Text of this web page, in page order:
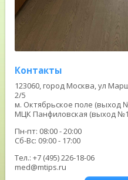
Контакты
123060, город Москва, ул
2/5
м. Октябрьское поле (выход
МЦК Панфиловская (выход
Пн-пт: 08:00 - 20:00
Сб-Вс: 09:00 - 17:00
Тел.: +7 (495) 226-18-06
med@mtips.ru